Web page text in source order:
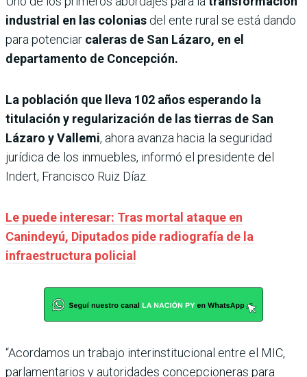
industrial en las colonias del ente rural se está dando
para potenciar caleras de San Lázaro, en el
departamento de Concepción.
La población que lleva 102 años esperando la
titulación y regularización de las tierras de San
Lázaro y Vallemi, ahora avanza hacia la seguridad
jurídica de los inmuebles, informó el presidente del
Indert, Francisco Ruiz Díaz.
Le puede interesar: Tras mortal ataque en
Canindeyú, Diputados pide radiografía de la
infraestructura policial
“Acordamos un trabajo interinstitucional entre el MIC,
parlamentarios y autoridades concepcioneras para